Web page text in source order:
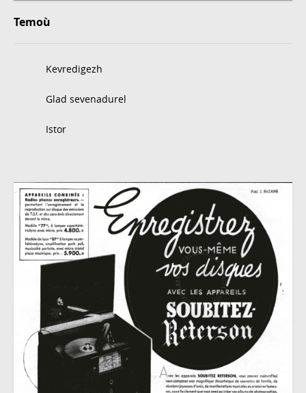
Temoù
Kevredigezh
Glad sevenadurel
Istor